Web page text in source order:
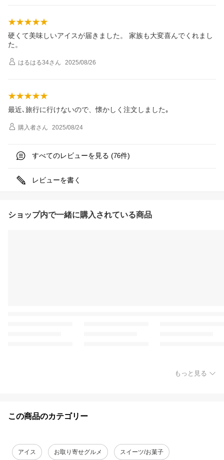
硬くて美味しいアイスが届きました。 家族も大変喜んでくれまし
た。
はるはる34さん 2025/08/26
最近､旅行に行けないので、懐かしく注文しました｡
購入者さん 2025/08/24
すべてのレビューを見る (76件)
レビューを書く
ショップ内で一緒に購入されている商品
もっと見る
この商品のカテゴリー
アイス お取り寄せグルメ スイーツ/お菓子